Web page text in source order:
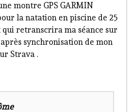
montre GPS GARMIN
la natation en piscine de 25
qui retranscrira ma séance sur
synchronisation de mon
Strava .